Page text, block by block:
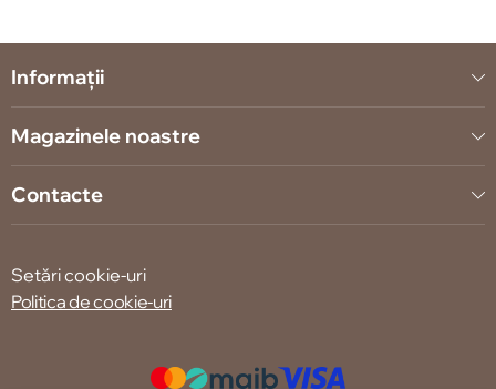
Informații
Magazinele noastre
Contacte
Setări cookie-uri
Politica de cookie-uri